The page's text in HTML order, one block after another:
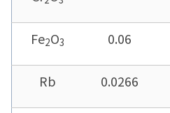
Fe2O3 0.06
Rb 0.0266